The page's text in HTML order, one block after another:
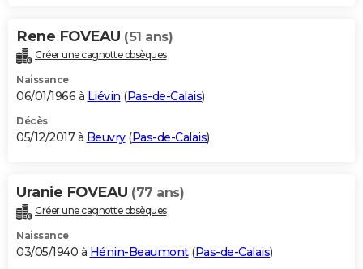
Rene FOVEAU (51 ans)
Créer une cagnotte obsèques
Naissance
06/01/1966 à Liévin (Pas-de-Calais)
Décès
05/12/2017 à Beuvry(Pas-de-Calais)
Uranie FOVEAU (77 ans)
Créer une cagnotte obsèques
Naissance
03/05/1940 à Hénin-Beaumont(Pas-de-Calais)